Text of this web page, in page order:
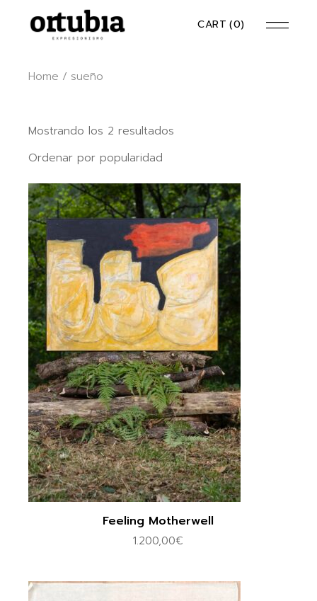
content
CART (0)
Home sueño
Mostrando los 2 resultados
Ordenar por popularidad
Feeling Motherwell
1.200,00€